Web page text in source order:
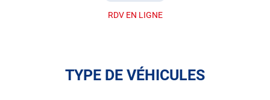
RDV EN LIGNE
TYPE DE VÉHICULES